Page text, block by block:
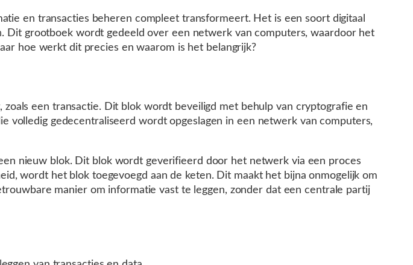
en transacties beheren compleet transformeert. Het is een soort digitaal
Dit grootboek wordt gedeeld over een netwerk van computers, waardoor het
hoe werkt dit precies en waarom is het belangrijk?
een transactie. Dit blok wordt beveiligd met behulp van cryptografie en
volledig gedecentraliseerd wordt opgeslagen in een netwerk van computers,
nieuw blok. Dit blok wordt geverifieerd door het netwerk via een proces
wordt het blok toegevoegd aan de keten. Dit maakt het bijna onmogelijk om
manier om informatie vast te leggen, zonder dat een centrale partij